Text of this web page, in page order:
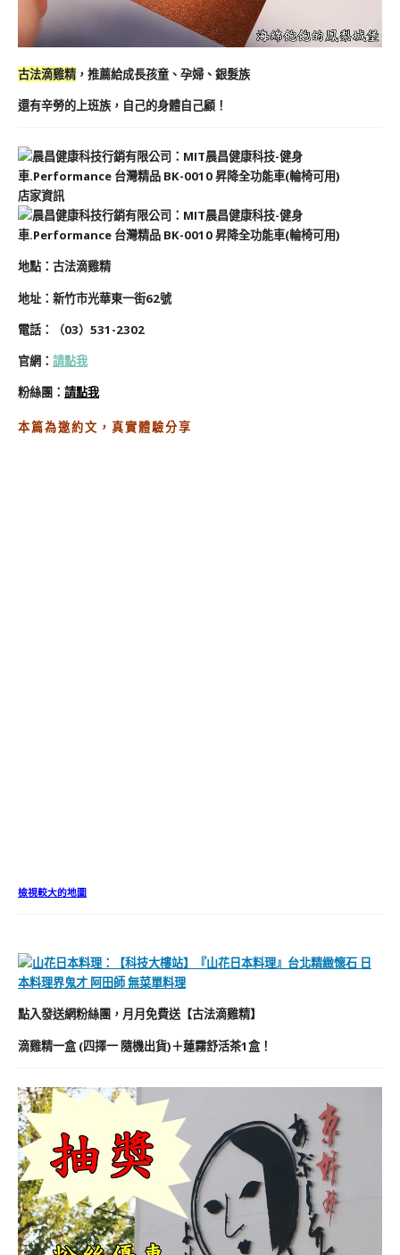
古法滴雞精 ，推薦給成長孩童、孕婦、銀髮族
還有辛勞的上班族，自己的身體自己顧！
店家資訊
地點： 古法滴雞精
地址： 新竹市光華東一街62號
電話：
（03）531-2302
官網： 請點我
粉絲團： 請點我
本篇為邀約文，真實體驗分享
檢視較大的地圖
點入發送網粉絲團，月月免費送【古法滴雞精】
滴雞精一盒 (四擇一 隨機出貨)＋蓮霧舒活茶1盒！